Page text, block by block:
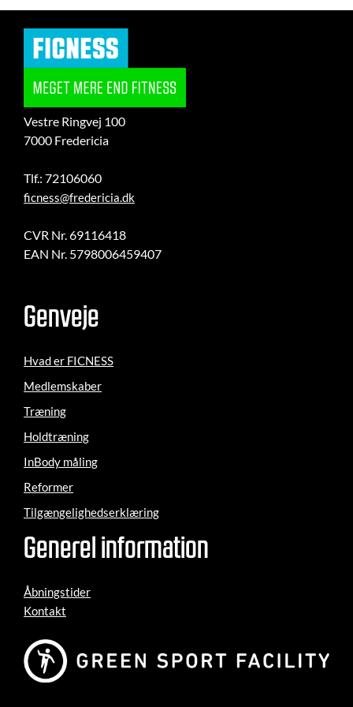
Vestre Ringvej 100
7000 Fredericia
Tlf.: 72106060
ficness@fredericia.dk
CVR Nr. 69116418
EAN Nr. 5798006459407
Genveje
Hvad er FICNESS
Medlemskaber
Træning
Holdtræning
InBody måling
Reformer
Tilgængelighedserklæring
Generel information
Åbningstider
Kontakt